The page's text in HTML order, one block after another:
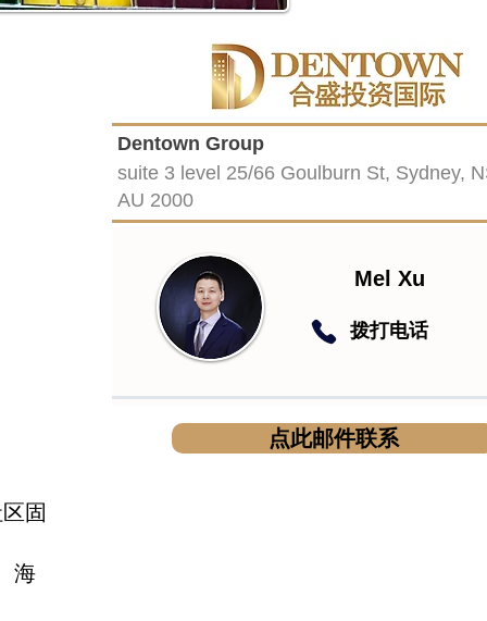
固
海
Dentown Group
suite 3 level 25/66 Goulburn St, Sydney,
AU 2000
Mel Xu
​拨打电话
点此邮件联系